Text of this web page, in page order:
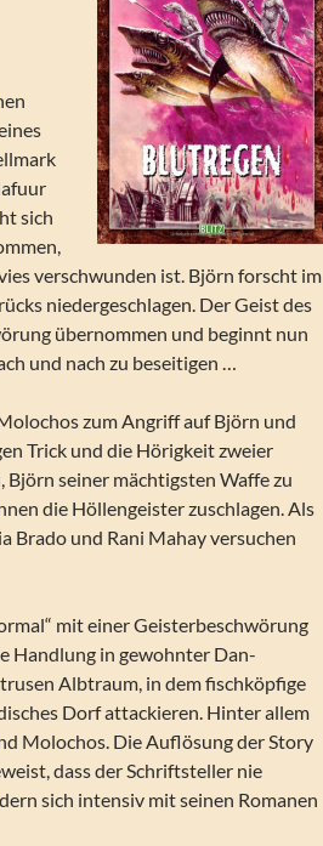
sich
verschwunden ist. Björn forscht im
niedergeschlagen. Der Geist des
übernommen und beginnt nun
und nach zu beseitigen …
zum Angriff auf Björn und
Trick und die Hörigkeit zweier
seiner mächtigsten Waffe zu
die Höllengeister zuschlagen. Als
Brado und Rani Mahay versuchen
mit einer Geisterbeschwörung
Handlung in gewohnter Dan-
Albtraum, in dem fischköpfige
Dorf attackieren. Hinter allem
Molochos. Die Auflösung der Story
dass der Schriftsteller nie
sich intensiv mit seinen Romanen